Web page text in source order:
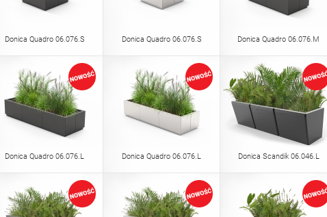
Donica Quadro 06.076.S Donica Quadro 06.076.S Donica Quadro 06.076.M
Donica Quadro 06.076.L Donica Quadro 06.076.L Donica Scandik 06.046.L